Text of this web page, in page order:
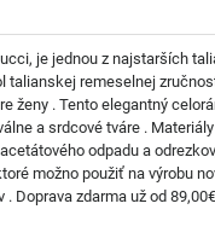
je jednou z najstarších
remeselnej
ženy . Tento elegantný
a srdcové tváre .
odpadu a
možno použiť na výrobu
Doprava zdarma už od